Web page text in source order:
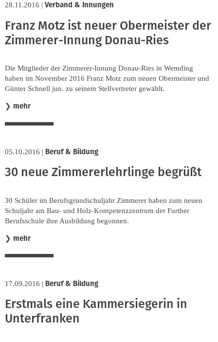
28.11.2016 | Verband & Innungen
Franz Motz ist neuer Obermeister der
Zimmerer-Innung Donau-Ries
Die Mitglieder der Zimmerer-Innung Donau-Ries in Wemding
haben im November 2016 Franz Motz zum neuen Obermeister und
Günter Schnell jun. zu seinem Stellvertreter gewählt.
❯ mehr
05.10.2016 | Beruf & Bildung
30 neue Zimmererlehrlinge begrüßt
30 Schüler im Berufsgrundschuljahr Zimmerer haben zum neuen
Schuljahr am Bau- und Holz-Kompetenzzentrum der Further
Berufsschule ihre Ausbildung begonnen.
❯ mehr
17.09.2016 | Beruf & Bildung
Erstmals eine Kammersiegerin in
Unterfranken